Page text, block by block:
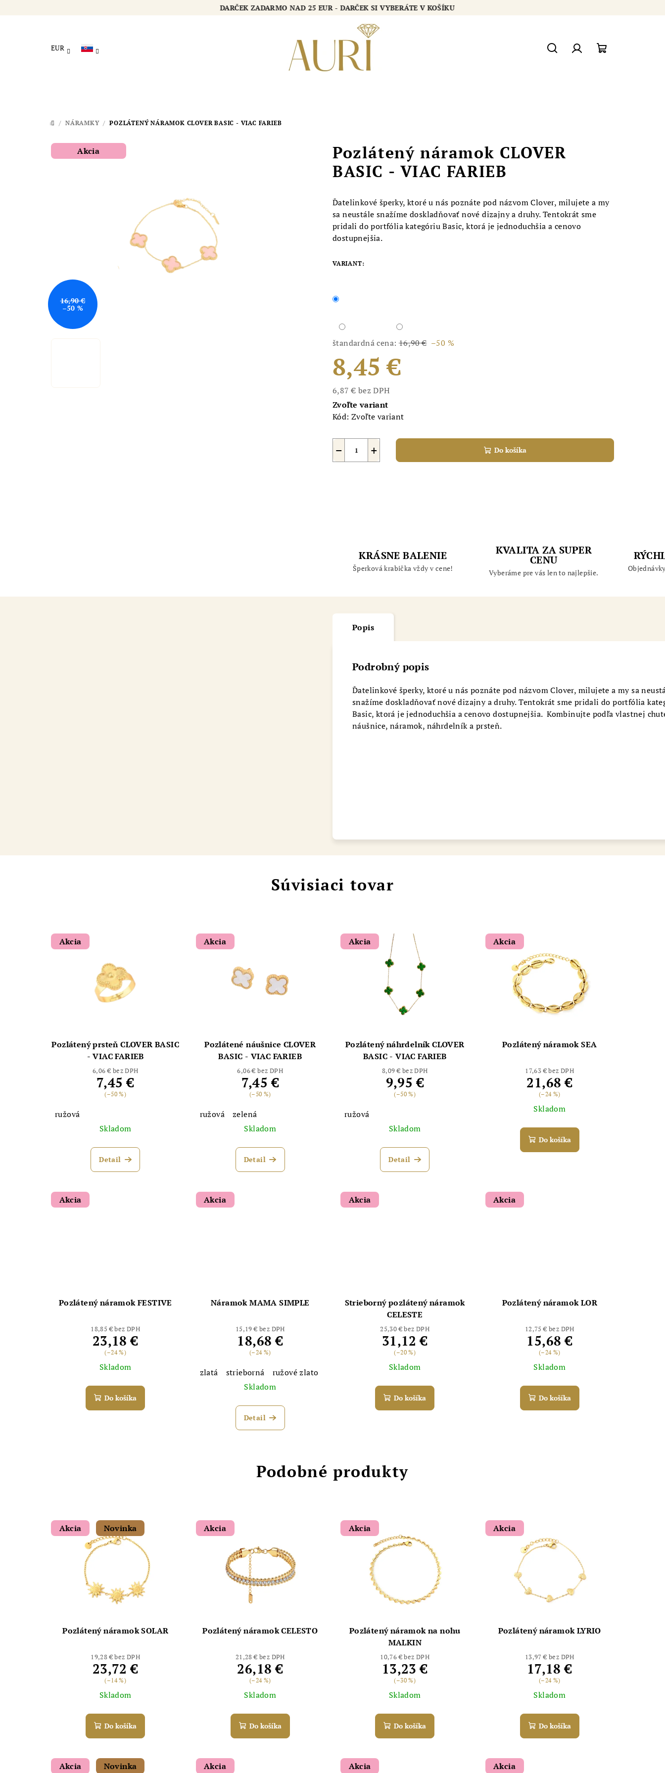
DARČEK ZADARMO NAD 25 EUR - DARČEK SI VYBERÁTE V KOŠÍKU
EUR
DOMOV
/ NÁRAMKY / POZLÁTENÝ NÁRAMOK CLOVER BASIC - VIAC FARIEB
Pozlátený náramok CLOVER
BASIC - VIAC FARIEB
Ďatelinkové šperky, ktoré u nás poznáte pod názvom Clover, milujete a my
sa neustále snažíme doskladňovať nové dizajny a druhy. Tentokrát sme
pridali do portfólia kategóriu Basic, ktorá je jednoduchšia a cenovo
dostupnejšia.
VARIANT:
štandardná cena: 16,90 € –50 %
8,45 €
6,87 € bez DPH
Jednotková
cena:
Zvoľte variant
Kód: Zvoľte variant
+
− Do košíka
Akcia
16,90 €
–50 %
KRÁSNE BALENIE
Šperková krabička vždy v cene!
KVALITA ZA SUPER
CENU
Vyberáme pre vás len to najlepšie.
Popis
Podrobný popis
Ďatelinkové šperky, ktoré u nás poznáte pod názvom Clover, milujete a my sa
snažíme doskladňovať nové dizajny a druhy. Tentokrát sme pridali do portfólia
Basic, ktorá je jednoduchšia a cenovo dostupnejšia. Kombinujte podľa vlastnej
náušnice, náramok, náhrdelník a prsteň.
Súvisiaci tovar
Akcia
Pozlátený prsteň CLOVER BASIC
- VIAC FARIEB
6,06 € bez DPH
7,45 €
(–50 %)
ružová
Skladom
Detail
Akcia
Pozlátené náušnice CLOVER
BASIC - VIAC FARIEB
6,06 € bez DPH
7,45 €
(–50 %)
ružová
zelená
Skladom
Detail
Akcia
Pozlátený náhrdelník CLOVER
BASIC - VIAC FARIEB
8,09 € bez DPH
9,95 €
(–50 %)
ružová
Skladom
Detail
Akcia
Pozlátený náramok SEA
17,63 € bez DPH
21,68 €
(–24 %)
Skladom
Do košíka
Akcia
Pozlátený náramok FESTIVE
18,85 € bez DPH
23,18 €
(–24 %)
Skladom
Do košíka
Akcia
Náramok MAMA SIMPLE
15,19 € bez DPH
18,68 €
(–24 %)
zlatá strieborná
ružové zlato
Skladom
Detail
Akcia
Strieborný pozlátený náramok
CELESTE
25,30 € bez DPH
31,12 €
(–20 %)
Skladom
Do košíka
Akcia
Pozlátený náramok LOR
12,75 € bez DPH
15,68 €
(–24 %)
Skladom
Do košíka
Podobné produkty
Akcia Novinka
Pozlátený náramok SOLAR
19,28 € bez DPH
23,72 €
(–14 %)
Skladom
Do košíka
Akcia
Pozlátený náramok CELESTO
21,28 € bez DPH
26,18 €
(–24 %)
Skladom
Do košíka
Akcia
Pozlátený náramok na nohu
MALKIN
10,76 € bez DPH
13,23 €
(–30 %)
Skladom
Do košíka
Akcia
Pozlátený náramok LYRIO
13,97 € bez DPH
17,18 €
(–24 %)
Skladom
Do košíka
Akcia Novinka Akcia Akcia Akcia